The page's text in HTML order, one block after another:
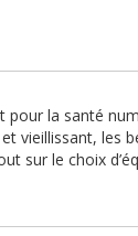
la santé
vieillissant, les
sur le choix